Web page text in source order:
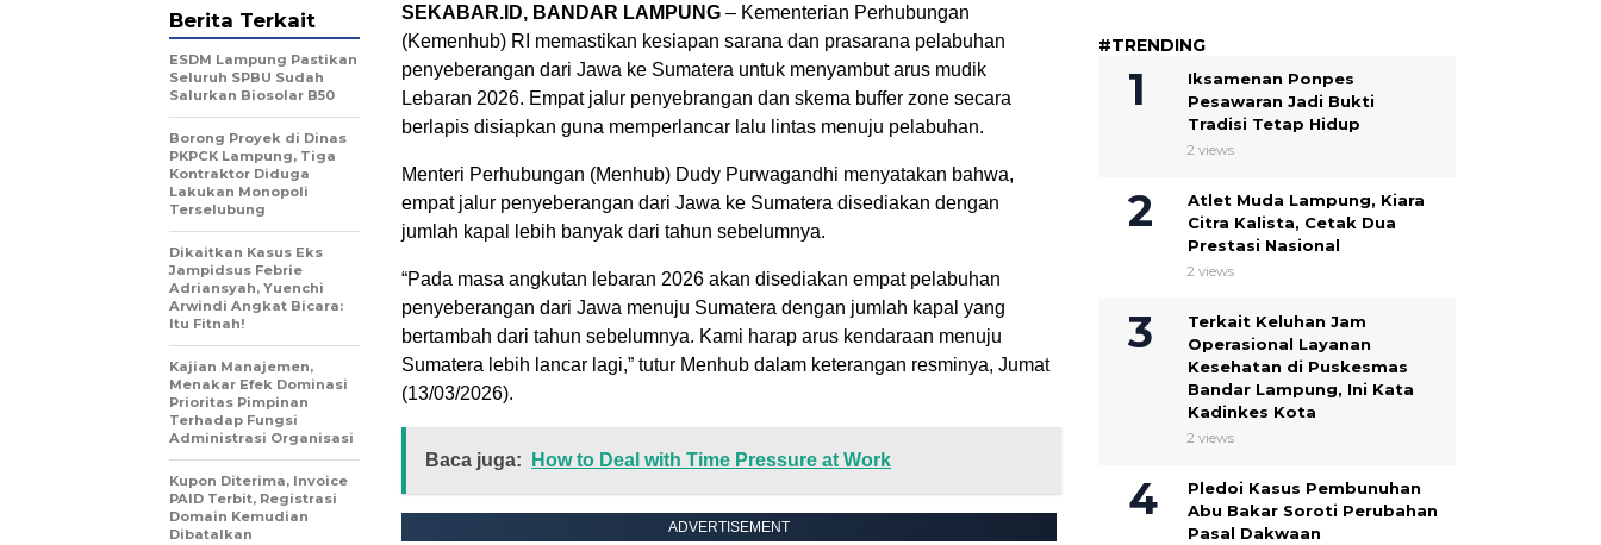
SEKABAR.ID, BANDAR LAMPUNG – Kementerian Perhubungan
(Kemenhub) RI memastikan kesiapan sarana dan prasarana pelabuhan
penyeberangan dari Jawa ke Sumatera untuk menyambut arus mudik
Lebaran 2026. Empat jalur penyebrangan dan skema buffer zone secara
berlapis disiapkan guna memperlancar lalu lintas menuju pelabuhan.
Menteri Perhubungan (Menhub) Dudy Purwagandhi menyatakan bahwa,
empat jalur penyeberangan dari Jawa ke Sumatera disediakan dengan
jumlah kapal lebih banyak dari tahun sebelumnya.
“Pada masa angkutan lebaran 2026 akan disediakan empat pelabuhan
penyeberangan dari Jawa menuju Sumatera dengan jumlah kapal yang
bertambah dari tahun sebelumnya. Kami harap arus kendaraan menuju
Sumatera lebih lancar lagi,” tutur Menhub dalam keterangan resminya, Jumat
(13/03/2026).
Baca juga: How to Deal with Time Pressure at Work
ADVERTISEMENT
Berita Terkait
ESDM Lampung Pastikan
Seluruh SPBU Sudah
Salurkan Biosolar B50
Borong Proyek di Dinas
PKPCK Lampung, Tiga
Kontraktor Diduga
Lakukan Monopoli
Terselubung
Dikaitkan Kasus Eks
Jampidsus Febrie
Adriansyah, Yuenchi
Arwindi Angkat Bicara:
Itu Fitnah!
Kajian Manajemen,
Menakar Efek Dominasi
Prioritas Pimpinan
Terhadap Fungsi
Administrasi Organisasi
Kupon Diterima, Invoice
PAID Terbit, Registrasi
Domain Kemudian
Dibatalkan
#TRENDING
Iksamenan Ponpes
Pesawaran Jadi Bukti
Tradisi Tetap Hidup
2 views
Atlet Muda Lampung, Kiara
Citra Kalista, Cetak Dua
Prestasi Nasional
2 views
Terkait Keluhan Jam
Operasional Layanan
Kesehatan di Puskesmas
Bandar Lampung, Ini Kata
Kadinkes Kota
2 views
Pledoi Kasus Pembunuhan
Abu Bakar Soroti Perubahan
Pasal Dakwaan